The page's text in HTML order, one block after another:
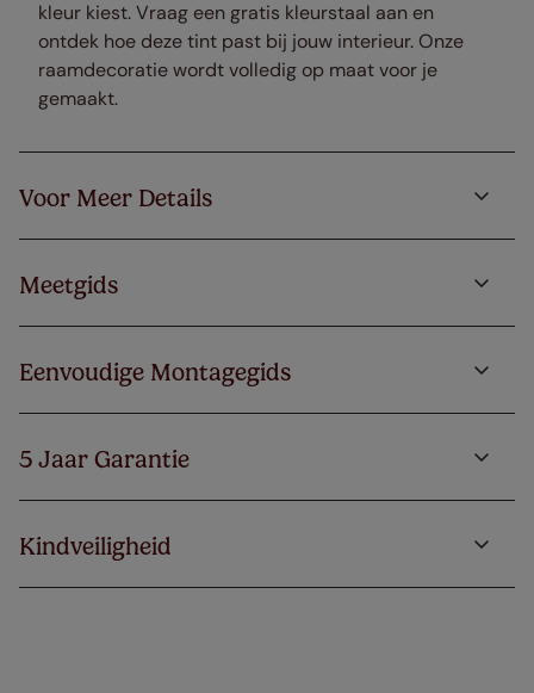
kleur kiest. Vraag een gratis kleurstaal aan en
ontdek hoe deze tint past bij jouw interieur. Onze
raamdecoratie wordt volledig op maat voor je
gemaakt.
Voor Meer Details
Meetgids
Eenvoudige Montagegids
5 Jaar Garantie
Kindveiligheid